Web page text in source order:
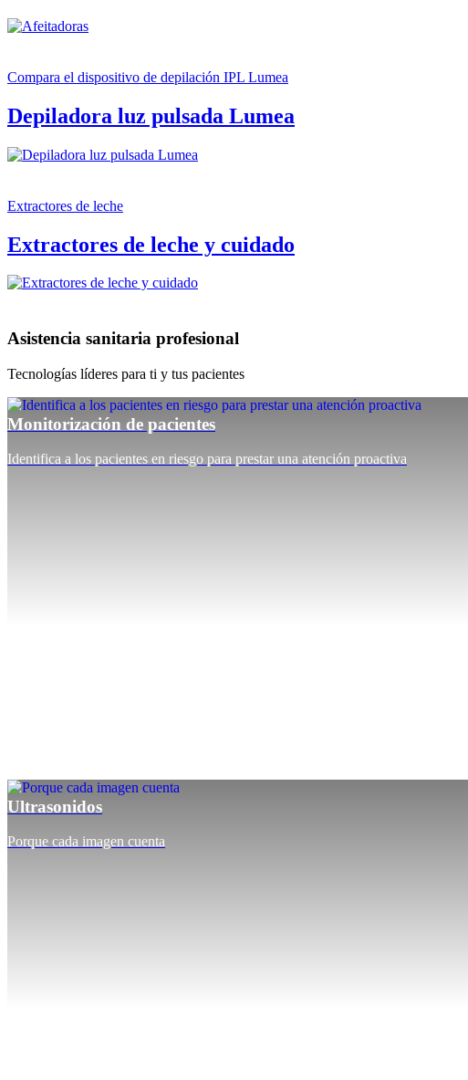
Compara el dispositivo de depilación IPL Lumea
Depiladora luz pulsada Lumea
Extractores de leche
Extractores de leche y cuidado
Asistencia sanitaria profesional
Tecnologías líderes para ti y tus pacientes
Monitorización de pacientes
Identifica a los pacientes en riesgo para prestar una atención proactiva
Ultrasonidos
Porque cada imagen cuenta